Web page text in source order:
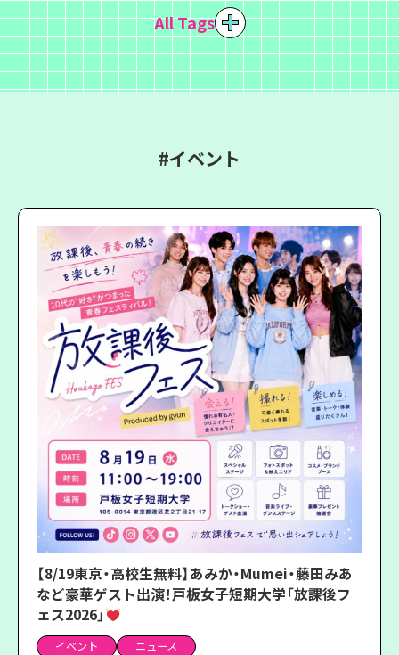
All Tags
#イベント
【8/19東京・高校生無料】あみか・Mumei・藤田みあ
など豪華ゲスト出演！戸板女子短期大学「放課後フ
ェス2026」
イベント ニュース